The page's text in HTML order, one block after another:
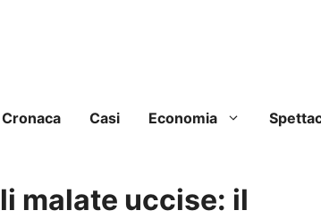
Cronaca Casi Economia
malate uccise: il